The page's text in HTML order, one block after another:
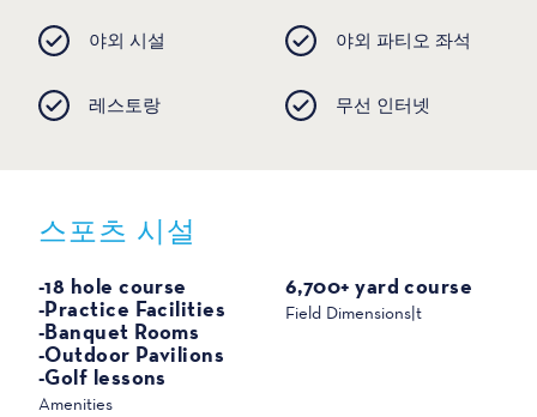
야외 시설 야외 파티오 좌석
레스토랑 무선 인터넷
스포츠 시설
스포츠
Amenities
-18 hole course
-Practice Facilities
-Banquet Rooms
-Outdoor Pavilions
-Golf lessons
Field Dimensions|t
6,700+ yard course